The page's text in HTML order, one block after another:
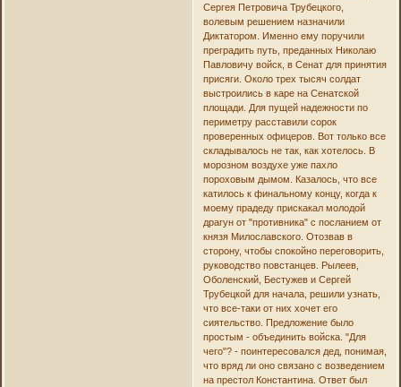
Сергея Петровича Трубецкого,
волевым решением назначили
Диктатором. Именно ему поручили
преградить путь, преданных Николаю
Павловичу войск, в Сенат для принятия
присяги. Около трех тысяч солдат
выстроились в каре на Сенатской
площади. Для пущей надежности по
периметру расставили сорок
проверенных офицеров. Вот только все
складывалось не так, как хотелось. В
морозном воздухе уже пахло
пороховым дымом. Казалось, что все
катилось к финальному концу, когда к
моему прадеду прискакал молодой
драгун от "противника" с посланием от
князя Милославского. Отозвав в
сторону, чтобы спокойно переговорить,
руководство повстанцев. Рылеев,
Оболенский, Бестужев и Сергей
Трубецкой для начала, решили узнать,
что все-таки от них хочет его
сиятельство. Предложение было
простым - объединить войска. "Для
чего"? - поинтересовался дед, понимая,
что вряд ли оно связано с возведением
на престол Константина. Ответ был